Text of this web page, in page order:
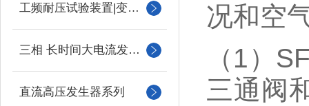
工频耐压试验装置|变压器
三相 长时间大电流发生器
直流高压发生器系列
况和空
（1）
三通阀